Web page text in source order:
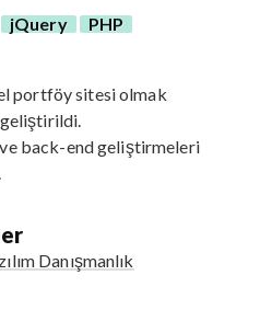
jQuery
PHP
portföy sitesi olmak
back-end geliştirmeleri
Danışmanlık